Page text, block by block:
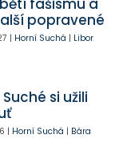
popravené
| Horní Suchá | Libor
si užili
| Horní Suchá | Bára